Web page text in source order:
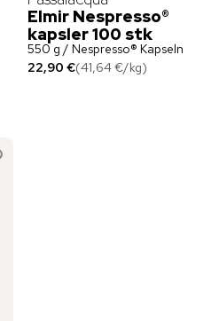
Elmir Nespresso®
kapsler 100 stk
550 g / Nespresso® Kapseln
22,90 €(41,64 €/kg)